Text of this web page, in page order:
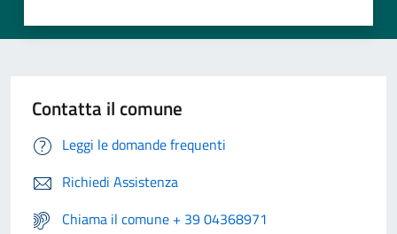
Contatta il comune
Leggi le domande frequenti
Richiedi Assistenza
Chiama il comune + 39 04368971